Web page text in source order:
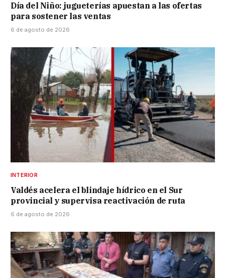
Día del Niño: jugueterías apuestan a las ofertas
para sostener las ventas
6 de agosto de 2026
INTERIOR
Valdés acelera el blindaje hídrico en el Sur
provincial y supervisa reactivación de ruta
6 de agosto de 2026